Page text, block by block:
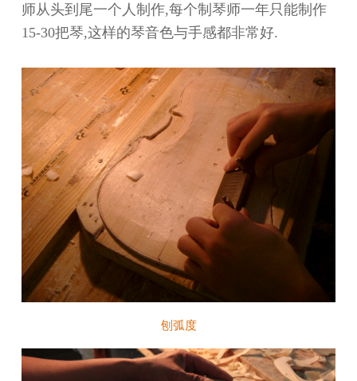
师从头到尾一个人制作,每个制琴师一年只能制作
15-30把琴,这样的琴音色与手感都非常好.
刨弧度